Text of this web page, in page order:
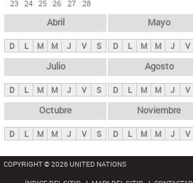
n
i
p
a
l
s
23 24 25 26 27 28
Abril
D L M M J V S
Mayo
D L M M J V
Julio
D L M M J V S
Agosto
D L M M J V
Octubre
D L M M J V S
Noviembre
D L M M J V
COPYRIGHT © 2026 UNITED NATIONS